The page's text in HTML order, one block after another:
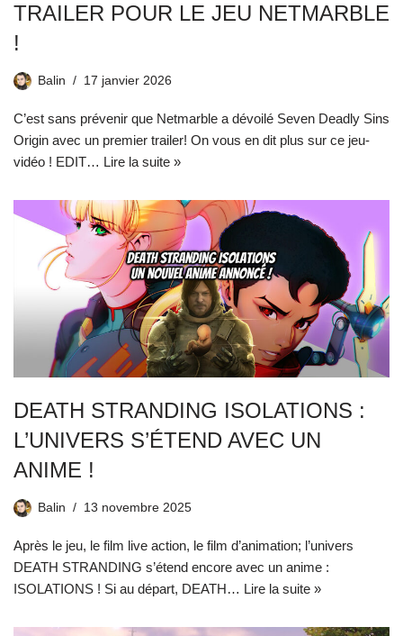
TRAILER POUR LE JEU NETMARBLE
!
Balin 17 janvier 2026
C’est sans prévenir que Netmarble a dévoilé Seven Deadly Sins
Origin avec un premier trailer! On vous en dit plus sur ce jeu-
vidéo ! EDIT… Lire la suite »
DEATH STRANDING ISOLATIONS :
L’UNIVERS S’ÉTEND AVEC UN
ANIME !
Balin 13 novembre 2025
Après le jeu, le film live action, le film d’animation; l’univers
DEATH STRANDING s’étend encore avec un anime :
ISOLATIONS ! Si au départ, DEATH… Lire la suite »